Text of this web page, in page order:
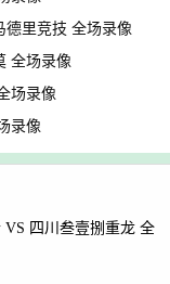
德里竞技 全场录像
全场录像
场录像
录像
VS 四川叁壹捌重龙 全